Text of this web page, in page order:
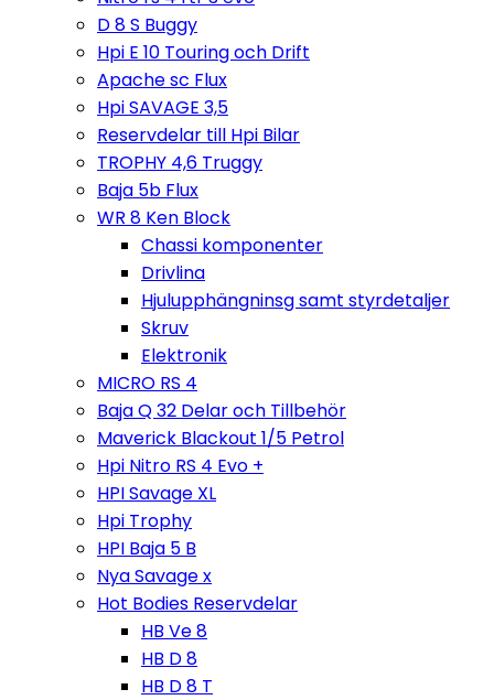
D 8 S Buggy
Hpi E 10 Touring och Drift
Apache sc Flux
Hpi SAVAGE 3,5
Reservdelar till Hpi Bilar
TROPHY 4,6 Truggy
Baja 5b Flux
WR 8 Ken Block
Chassi komponenter
Drivlina
Hjulupphängninsg samt styrdetaljer
Skruv
Elektronik
MICRO RS 4
Baja Q 32 Delar och Tillbehör
Maverick Blackout 1/5 Petrol
Hpi Nitro RS 4 Evo +
HPI Savage XL
Hpi Trophy
HPI Baja 5 B
Nya Savage x
Hot Bodies Reservdelar
HB Ve 8
HB D 8
HB D 8 T